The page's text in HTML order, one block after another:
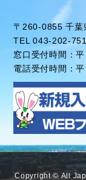
〒260-0855 千葉
TEL 043-202-
窓口受付時間：
電話受付時間：
Copyright © All